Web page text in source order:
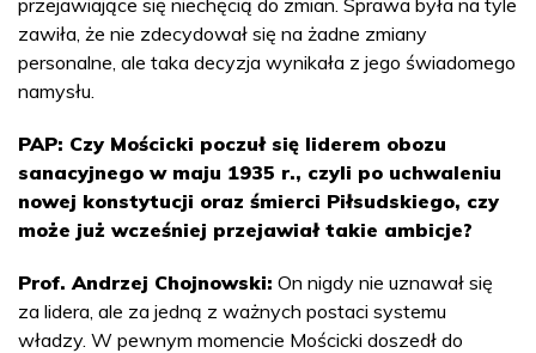
zawiła, że nie zdecydował się na żadne zmiany
personalne, ale taka decyzja wynikała z jego świadomego
namysłu.
PAP: Czy Mościcki poczuł się liderem obozu
sanacyjnego w maju 1935 r., czyli po uchwaleniu
nowej konstytucji oraz śmierci Piłsudskiego, czy
może już wcześniej przejawiał takie ambicje?
Prof. Andrzej Chojnowski: On nigdy nie uznawał się
za lidera, ale za jedną z ważnych postaci systemu
władzy. W pewnym momencie Mościcki doszedł do